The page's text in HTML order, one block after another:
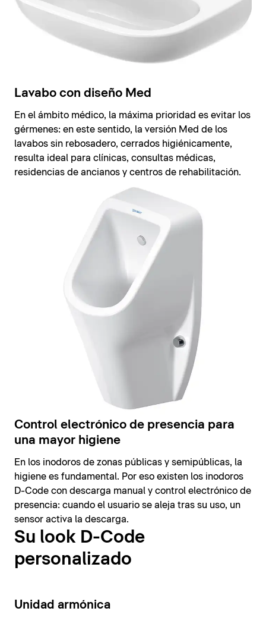
Lavabo con diseño Med
En el ámbito médico, la máxima prioridad es evitar los
gérmenes: en este sentido, la versión Med de los
lavabos sin rebosadero, cerrados higiénicamente,
resulta ideal para clínicas, consultas médicas,
residencias de ancianos y centros de rehabilitación.
Control electrónico de presencia para
una mayor higiene
En los inodoros de zonas públicas y semipúblicas, la
higiene es fundamental. Por eso existen los inodoros
D-Code con descarga manual y control electrónico de
presencia: cuando el usuario se aleja tras su uso, un
sensor activa la descarga.
Su look D-Code
personalizado
14
Unidad armónica